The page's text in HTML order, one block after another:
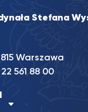
Stefana
Warszawa
561 88 00